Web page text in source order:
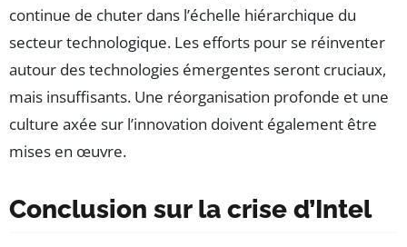
continue de chuter dans l’échelle hiérarchique du
secteur technologique. Les efforts pour se réinventer
autour des technologies émergentes seront cruciaux,
mais insuffisants. Une réorganisation profonde et une
culture axée sur l’innovation doivent également être
mises en œuvre.
Conclusion sur la crise d’Intel